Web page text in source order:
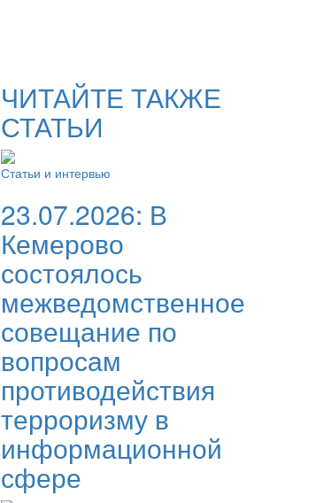
ЧИТАЙТЕ ТАКЖЕ
СТАТЬИ
Статьи и интервью
23.07.2026: В
Кемерово
состоялось
межведомственное
совещание по
вопросам
противодействия
терроризму в
информационной
сфере